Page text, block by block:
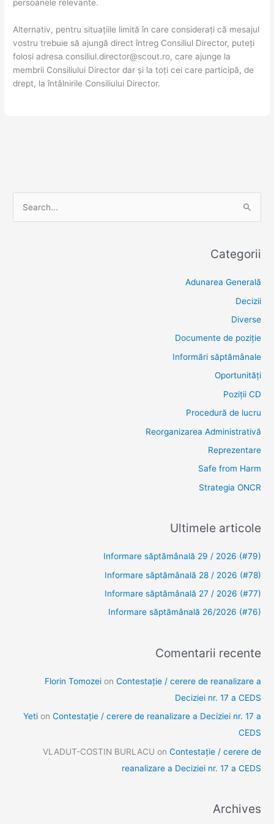
persoanele relevante.
Alternativ, pentru situațiile limită în care considerați că mesajul
vostru trebuie să ajungă direct întreg Consiliul Director, puteți
folosi adresa consiliul.director@scout.ro, care ajunge la
membrii Consiliului Director dar și la toți cei care participă, de
drept, la întâlnirile Consiliului Director.
Categorii
Adunarea Generală
Decizii
Diverse
Documente de poziție
Informări săptămânale
Oportunități
Poziții CD
Procedură de lucru
Reorganizarea Administrativă
Reprezentare
Safe from Harm
Strategia ONCR
Ultimele articole
Informare săptămânală 29 / 2026 (#79)
Informare săptămânală 28 / 2026 (#78)
Informare săptămânală 27 / 2026 (#77)
Informare săptămânală 26/2026 (#76)
Comentarii recente
Florin Tomozeion Contestație / cerere de reanalizare a
Deciziei nr. 17 a CEDS
Yetion Contestație / cerere de reanalizare a Deciziei nr. 17 a
CEDS
VLADUT-COSTIN BURLACU on Contestație / cerere de
reanalizare a Deciziei nr. 17 a CEDS
Archives